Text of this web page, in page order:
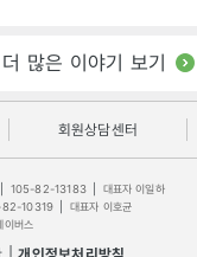
더 많은 이야기 보기
회원상담센터
105-82-13183
대표자 이일하
10319
대표자 이호균
이버스